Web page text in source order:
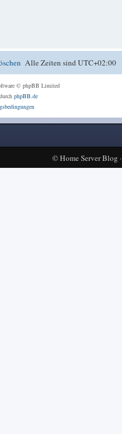
Alle Zeiten sindUTC+02:00
© phpBB Limited
phpBB.de
©Home Server Blog